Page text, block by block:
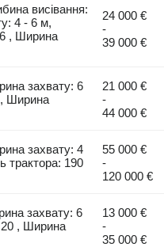
висівання:
4 - 6 м,
, Ширина
24 000 €
-
39 000 €
захвату: 6
, Ширина
21 000 €
-
44 000 €
захвату: 4
трактора: 190
55 000 €
-
120 000 €
захвату: 6
20 , Ширина
13 000 €
-
35 000 €